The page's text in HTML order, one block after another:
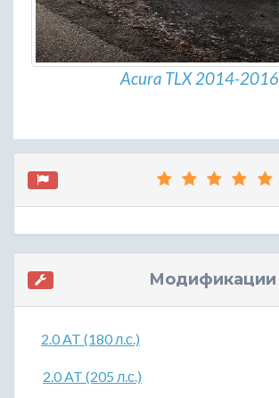
Acura TLX 2014-2016
Модификации
2.0 AT (180 л.с.)
2.0 AT (205 л.с.)